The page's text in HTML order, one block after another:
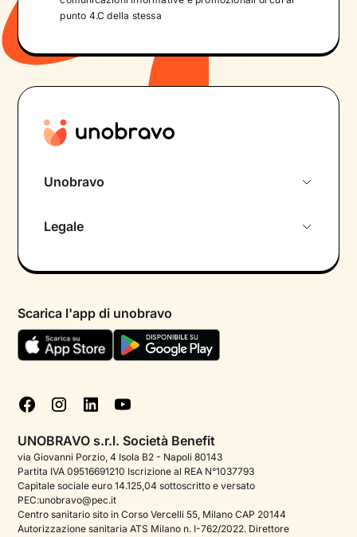
punto 4.C della stessa
Unobravo
Psicologo in chat
Aiuto urgente
FAQ
Podcast di psicologia
Corporate
Psicologo italiano all'estero
Legale
Termini e condizioni
Informativa Privacy
Cookie policy
Gestisci cookie
Scarica l'app di unobravo
UNOBRAVO s.r.l. Società Benefit
via Giovanni Porzio, 4 Isola B2 - Napoli 80143
Partita IVA 09516691210 Iscrizione al REA N°1037793
Capitale sociale euro 14.125,04 sottoscritto e versato
PEC:unobravo@pec.it
Centro sanitario sito in Corso Vercelli 55, Milano CAP 20144
Autorizzazione sanitaria ATS Milano n. I-762/2022. Direttore